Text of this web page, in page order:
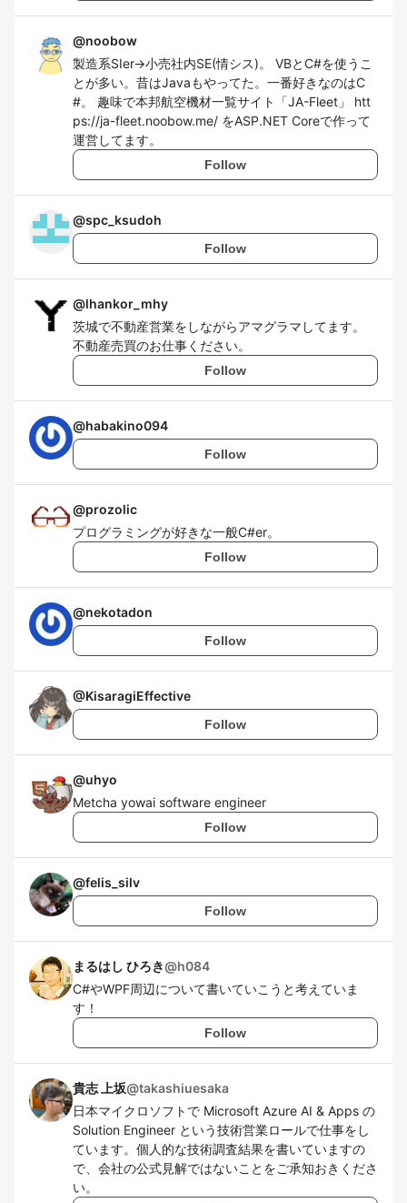
@noobow
製造系SIer→小売社内SE(情シス)。 VBとC#を使うこ
とが多い。昔はJavaもやってた。一番好きなのはC
#。 趣味で本邦航空機材一覧サイト「JA-Fleet」 htt
ps://ja-fleet.noobow.me/ をASP.NET Coreで作って
運営してます。
Follow
@spc_ksudoh
Follow
@lhankor_mhy
茨城で不動産営業をしながらアマグラマしてます。
不動産売買のお仕事ください。
Follow
@habakino094
Follow
@prozolic
プログラミングが好きな一般C#er。
Follow
@nekotadon
Follow
@KisaragiEffective
Follow
@uhyo
Metcha yowai software engineer
Follow
@felis_silv
Follow
まるはし ひろき@h084
C#やWPF周辺について書いていこうと考えていま
す！
Follow
貴志 上坂@takashiuesaka
日本マイクロソフトで Microsoft Azure AI & Apps の
Solution Engineer という技術営業ロールで仕事をし
ています。個人的な技術調査結果を書いていますの
で、会社の公式見解ではないことをご承知おきくださ
い。